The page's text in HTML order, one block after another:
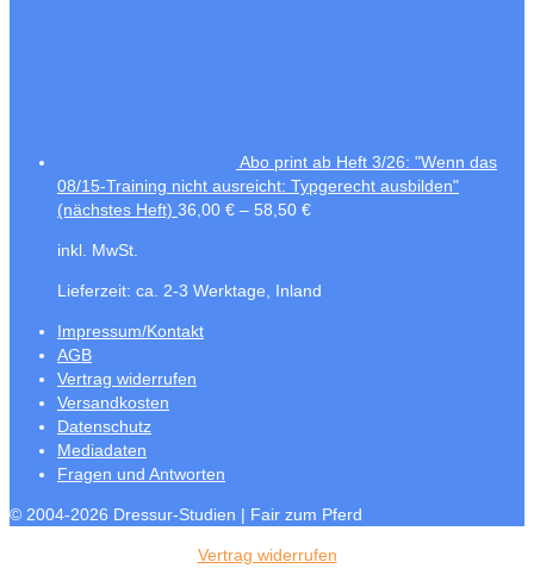
Abo print ab Heft 3/26: "Wenn das
08/15-Training nicht ausreicht: Typgerecht ausbilden"
(nächstes Heft) 36,00 € – 58,50 €
inkl. MwSt.
Lieferzeit: ca. 2-3 Werktage, Inland
Impressum/Kontakt
AGB
Vertrag widerrufen
Versandkosten
Datenschutz
Mediadaten
Fragen und Antworten
© 2004-2026 Dressur-Studien | Fair zum Pferd
Vertrag widerrufen